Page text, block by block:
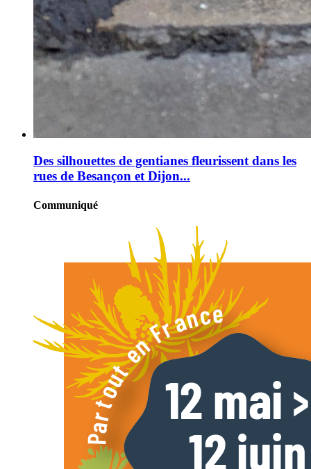
Des silhouettes de gentianes fleurissent dans les
rues de Besançon et Dijon...
Communiqué